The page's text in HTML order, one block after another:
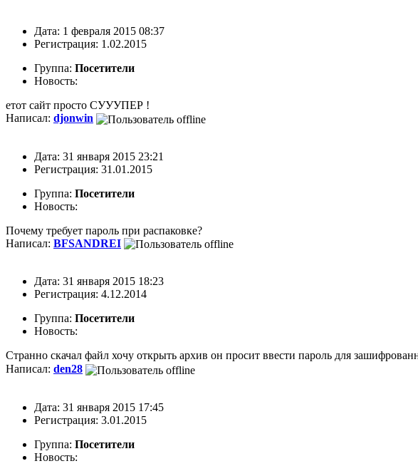
Дата: 1 февраля 2015 08:37
Регистрация: 1.02.2015
Группа: Посетители
Новость:
етот сайт просто СУУУПЕР !
Написал: djonwin
Дата: 31 января 2015 23:21
Регистрация: 31.01.2015
Группа: Посетители
Новость:
Почему требует пароль при распаковке?
Написал: BFSANDREI
Дата: 31 января 2015 18:23
Регистрация: 4.12.2014
Группа: Посетители
Новость:
Странно скачал файл хочу открыть архив он просит ввести пароль для
Написал: den28
Дата: 31 января 2015 17:45
Регистрация: 3.01.2015
Группа: Посетители
Новость: